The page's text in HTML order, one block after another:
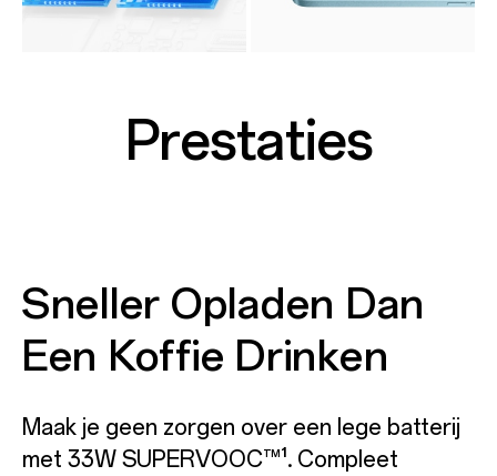
Prestaties
Sneller Opladen Dan
Een Koffie Drinken
Maak je geen zorgen over een lege batterij
met 33W SUPERVOOC™¹. Compleet